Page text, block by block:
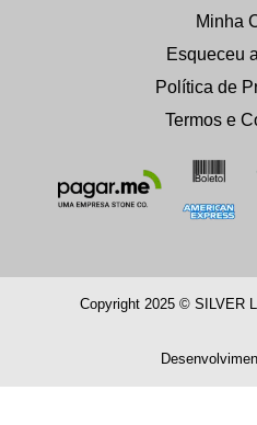
Minha
Esqueceu
Política de
Termos e
Copyright 2025 © SILVER